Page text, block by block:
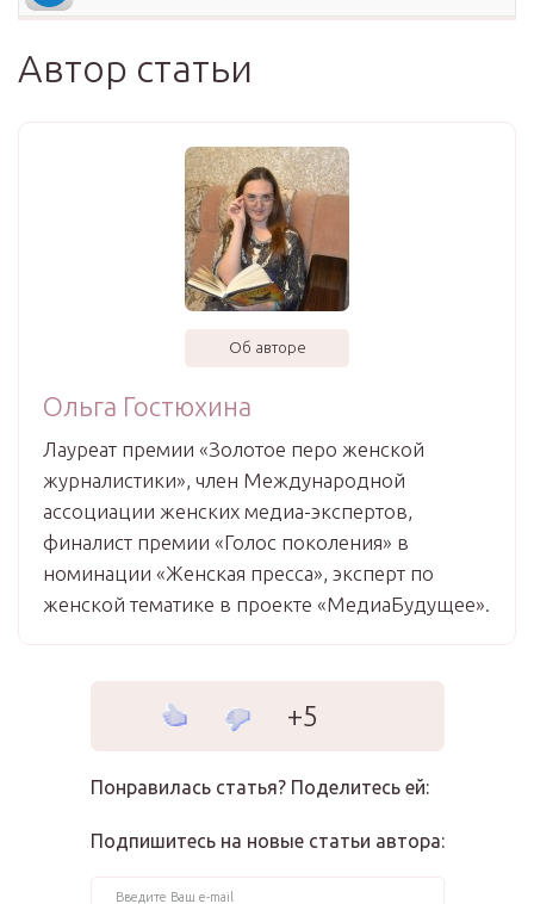
Автор статьи
Об авторе
Ольга Гостюхина
Лауреат премии «Золотое перо женской
журналистики», член Международной
ассоциации женских медиа-экспертов,
финалист премии «Голос поколения» в
номинации «Женская пресса», эксперт по
женской тематике в проекте «МедиаБудущее».
+5
Понравилась статья? Поделитесь ей:
Подпишитесь на новые статьи автора: